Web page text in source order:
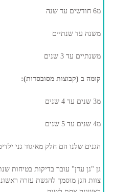
מ6 חודשים עד שנה
משנה עד שנתיים
משנתיים עד 3 שנים
קומה ב (קבוצות מסובסדות):
מ3 שנים עד 4 שנים
מ4 שנים עד 5 שנים
הגנים שלנו הם חלק מאיגוד גני
גן "גן עדן" עובר בדיקות בטיחות
צוות הגן מוסמך להגשת עזרה